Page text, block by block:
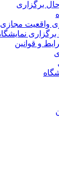
برگزاری
واقعیت
و قوانین